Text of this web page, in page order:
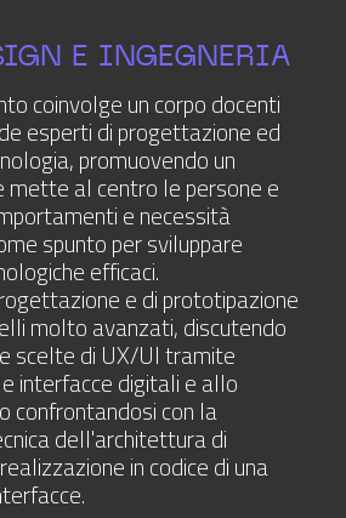
E INGEGNERIA
coinvolge un corpo docenti
esperti di progettazione ed
promuovendo un
mette al centro le persone e
e necessità
spunto per sviluppare
efficaci.
e di prototipazione
molto avanzati, discutendo
scelte di UX/UI tramite
interfacce digitali e allo
confrontandosi con la
dell'architettura di
in codice di una